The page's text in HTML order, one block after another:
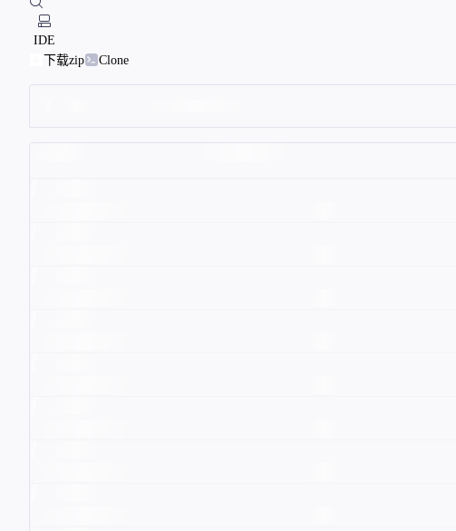
IDE
下载zip
Clone